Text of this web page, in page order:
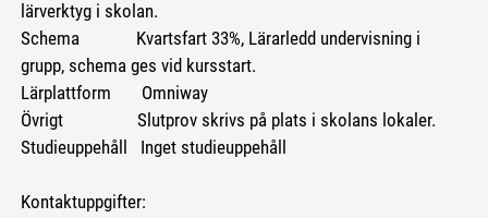
lärverktyg i skolan.
Schema Kvartsfart 33%, Lärarledd undervisning i
grupp, schema ges vid kursstart.
Lärplattform Omniway
Övrigt Slutprov skrivs på plats i skolans lokaler.
Studieuppehåll Inget studieuppehåll
Kontaktuppgifter: